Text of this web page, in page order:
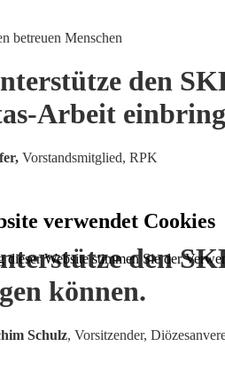
den
Arbeit
Vorstandsmitglied, RPK
den
können.
Schulz, Vorsitzender,
verwendet Cookies
dieser Website stimmen Sie der